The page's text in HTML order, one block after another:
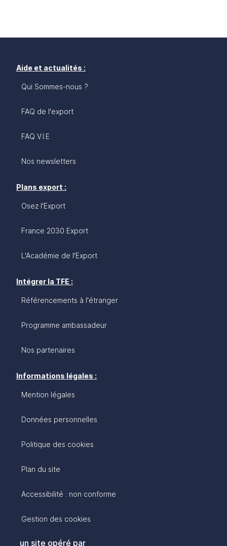
Aide et actualités :
Qui Sommes-nous ?
FAQ de l'export
FAQ V.I.E
Nos newsletters
Plans export :
Osez l'Export
France 2030 Export
L'Académie de l'Export
Intégrer la TFE :
Référencements à l'étranger
Programme ambassadeur
Nos partenaires
Informations légales :
Mention légales
Données personnelles
Politique des cookies
Plan du site
Accessibilité : non conforme
Gestion des cookies
un site opéré par